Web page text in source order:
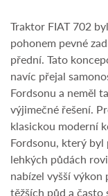
Traktor FIAT 702
pohonem pevné
přední. Tato
navíc přejal
Fordsonu a neměl
výjimečné řešení.
klasickou moderní
Fordsonu, který
lehkých půdách
nabízel vyšší
těžších půd a